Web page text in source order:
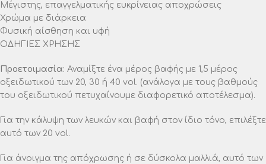
Μέγιστης, επαγγελματικής ευκρίνειας αποχρώσεις
Χρώμα με διάρκεια
Φυσική αίσθηση και υφή
ΟΔΗΓΙΕΣ ΧΡΗΣΗΣ
Προετοιμασία: Αναμίξτε ένα μέρος βαφής με 1,5 μέρος
οξειδωτικού των 20, 30 ή 40 vol. (ανάλογα με τους βαθμούς
του οξειδωτικού πετυχαίνουμε διαφορετικό αποτέλεσμα).
Για την κάλυψη των λευκών και βαφή στον ίδιο τόνο, επιλέξτε
αυτό των 20 vol.
Για άνοιγμα της απόχρωσης ή σε δύσκολα μαλλιά, αυτό των